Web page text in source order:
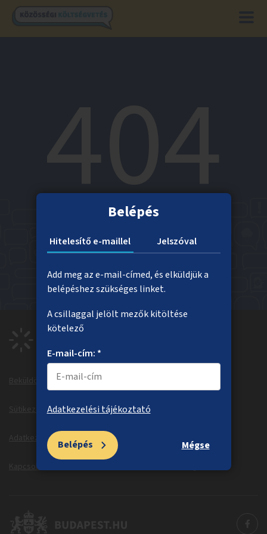
Belépés
Hitelesítő e-maillel Jelszóval
Add meg az e-mail-címed, és elküldjük a
belépéshez szükséges linket.
A csillaggal jelölt mezők kitöltése
kötelező
E-mail-cím: *
Adatkezelési tájékoztató
Belépés Mégse
404
Sajnáljuk, a keresett oldal nem található
Beküldött ötletek
Sütikezelés Sütitájékoztató
Adatkezelési tájékoztató
Kapcsolat